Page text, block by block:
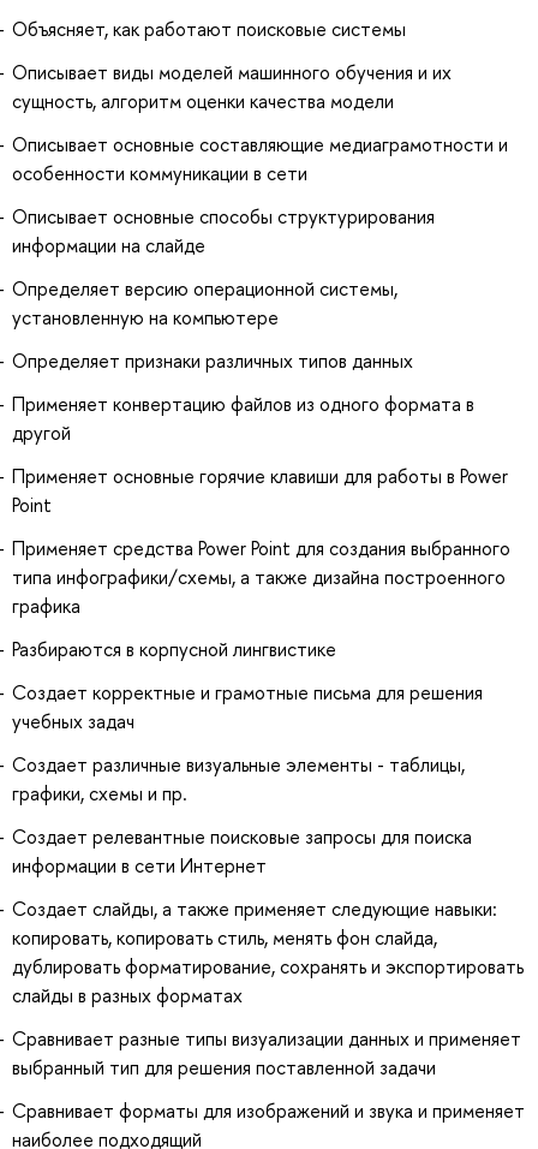
Объясняет, как работают поисковые системы
Описывает виды моделей машинного обучения и их
сущность, алгоритм оценки качества модели
Описывает основные составляющие медиаграмотности и
особенности коммуникации в сети
Описывает основные способы структурирования
информации на слайде
Определяет версию операционной системы,
установленную на компьютере
Определяет признаки различных типов данных
Применяет конвертацию файлов из одного формата в
другой
Применяет основные горячие клавиши для работы в Power
Point
Применяет средства Power Point для создания выбранного
типа инфографики/схемы, а также дизайна построенного
графика
Разбираются в корпусной лингвистике
Создает корректные и грамотные письма для решения
учебных задач
Создает различные визуальные элементы - таблицы,
графики, схемы и пр.
Создает релевантные поисковые запросы для поиска
информации в сети Интернет
Создает слайды, а также применяет следующие навыки:
копировать, копировать стиль, менять фон слайда,
дублировать форматирование, сохранять и экспортировать
слайды в разных форматах
Сравнивает разные типы визуализации данных и применяет
выбранный тип для решения поставленной задачи
Сравнивает форматы для изображений и звука и применяет
наиболее подходящий